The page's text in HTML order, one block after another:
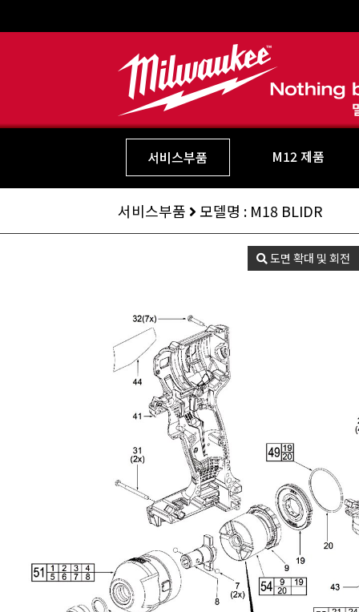
서비스부품 M12 제품
서비스부품 모델명 : M18 BLIDR
도면 확대 및 회전